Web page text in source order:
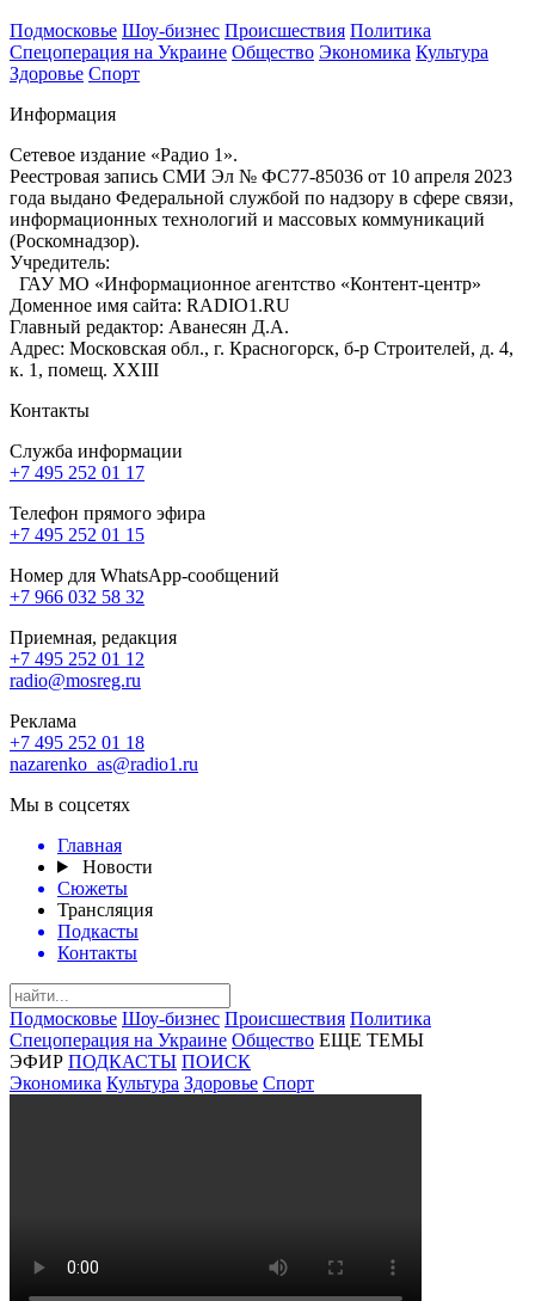
Подмосковье Шоу-бизнес Происшествия Политика
Спецоперация на Украине Общество Экономика Культура
Здоровье Спорт
Информация
Сетевое издание «Радио 1».
Реестровая запись СМИ Эл № ФС77-85036 от 10 апреля 2023
года выдано Федеральной службой по надзору в сфере связи,
информационных технологий и массовых коммуникаций
(Роскомнадзор).
Учредитель:
ГАУ МО «Информационное агентство «Контент-центр»
Доменное имя сайта: RADIO1.RU
Главный редактор: Аванесян Д.А.
Адрес: Московская обл., г. Красногорск, б-р Строителей, д. 4,
к. 1, помещ. XXIII
Контакты
Служба информации
+7 495 252 01 17
Телефон прямого эфира
+7 495 252 01 15
Номер для WhatsApp-сообщений
+7 966 032 58 32
Приемная, редакция
+7 495 252 01 12
radio@mosreg.ru
Реклама
+7 495 252 01 18
nazarenko_as@radio1.ru
Мы в соцсетях
Главная
Новости
Сюжеты
Трансляция
Подкасты
Контакты
Подмосковье Шоу-бизнес Происшествия Политика
Спецоперация на Украине Общество ЕЩЕ ТЕМЫ
ЭФИР ПОДКАСТЫ ПОИСК
Экономика Культура Здоровье Спорт